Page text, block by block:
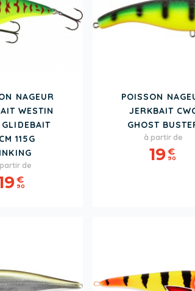
NAGEUR
WESTIN
115G
de
€
90
POISSON
JERKBAIT
GHOST
Prix
à partir de
19€
90